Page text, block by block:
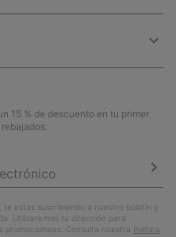
15 % de descuento en tu primer
estás suscribiendo a nuestro boletín y
Utilizaremos tu dirección para
Consulta nuestra Política